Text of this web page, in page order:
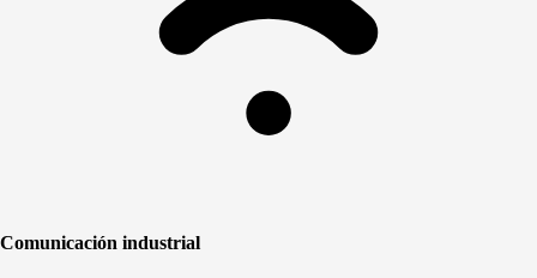
Comunicación industrial